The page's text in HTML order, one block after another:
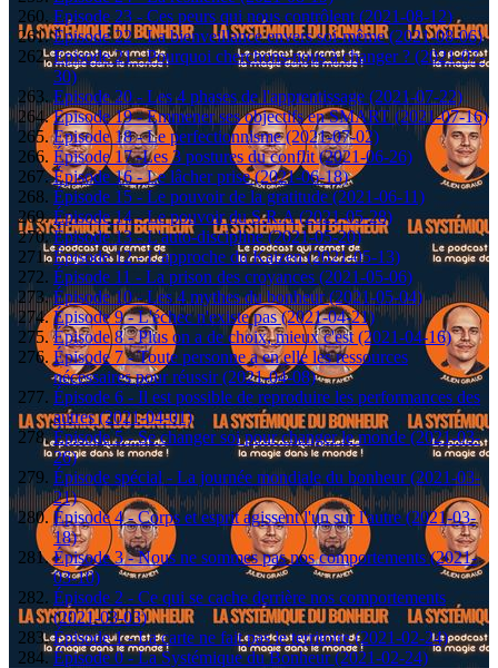
Episode 23 - Ces peurs qui nous contrôlent (2021-08-12)
Episode 22 - La bienveillance envers soi-même (2021-08-06)
Episode 21 - Pourquoi cherchons-nous à changer ? (2021-07-
30)
Episode 20 - Les 4 phases de l'apprentissage (2021-07-22)
Episode 19 - Emmener ses objectifs en SMART (2021-07-16)
Episode 18 - Le perfectionnisme (2021-07-02)
Épisode 17 -Les 3 postures du conflit (2021-06-26)
Épisode 16 - Le lâcher prise (2021-06-18)
Épisode 15 - Le pouvoir de la gratitude (2021-06-11)
Épisode 14 - Le pouvoir du S.R.A (2021-05-28)
Épisode 13 - L'auto-discipline (2021-05-20)
Épisode 12 - L'approche du Kaizen (2021-05-13)
Épisode 11 - La prison des croyances (2021-05-06)
Épisode 10 - Les 4 mythes du bonheur (2021-05-04)
Épisode 9 - L'échec n'existe pas (2021-04-21)
Épisode 8 - Plus on a de choix, mieux c'est (2021-04-16)
Épisode 7 - Toute personne a en elle les ressources
nécessaires pour réussir (2021-04-08)
Épisode 6 - Il est possible de reproduire les performances des
autres (2021-04-01)
Épisode 5 - Se changer soi pour changer le monde (2021-03-
26)
Épisode spécial - La journée mondiale du bonheur (2021-03-
21)
Épisode 4 - Corps et esprit agissent l'un sur l'autre (2021-03-
18)
Épisode 3 - Nous ne sommes pas nos comportements (2021-
03-10)
Épisode 2 - Ce qui se cache derrière nos comportements
(2021-03-03)
Épisode 1 - La carte ne fait pas le territoire (2021-02-24)
Épisode 0 - La Systémique du Bonheur (2021-02-24)